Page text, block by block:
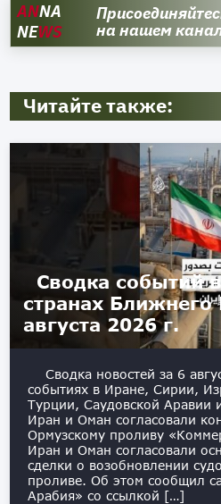
ANNA
NEWS
на нашем
Читайте также:
Сводка событий
странах Ближнего
августа 2026 г.
Сводка новостей за 6
событиях в Иране, Сирии,
Турции, Саудовской
Иран и Оман согласовали
Ормузскому проливу
Иран и Оман согласовали
сделки о возобновлении
проливе. Об этом сообщил
Арабия» со ссылкой […]